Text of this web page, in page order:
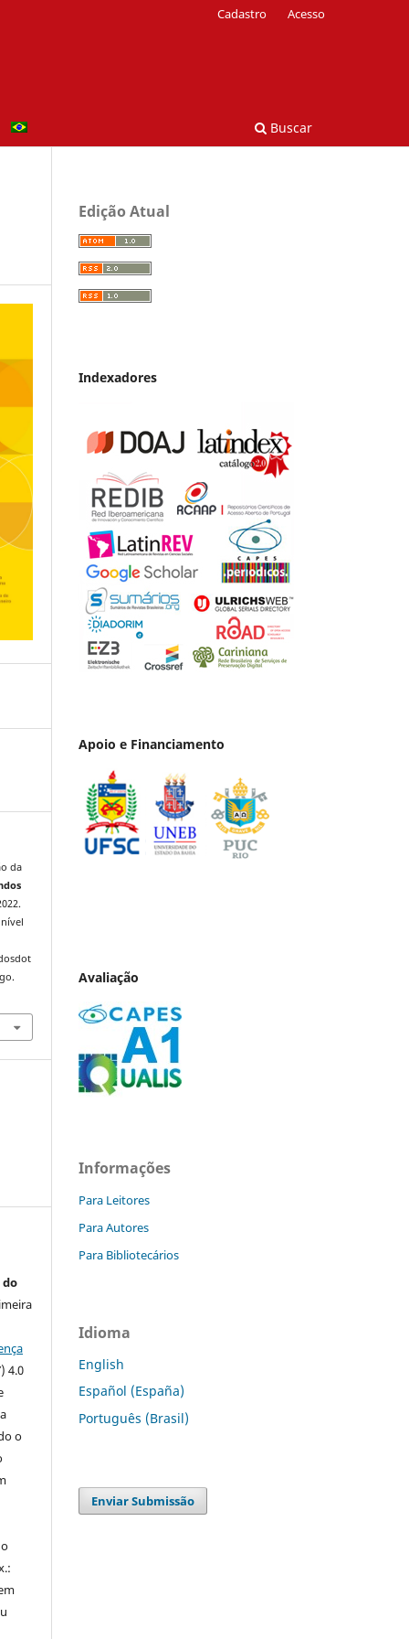
Buscar
Cadastro Acesso
da
do
4.0
o
Edição Atual
Indexadores
Apoio e Financiamento
Avaliação
Informações
Para Leitores
Para Autores
Para Bibliotecários
Idioma
English
Español (España)
Português (Brasil)
Enviar Submissão